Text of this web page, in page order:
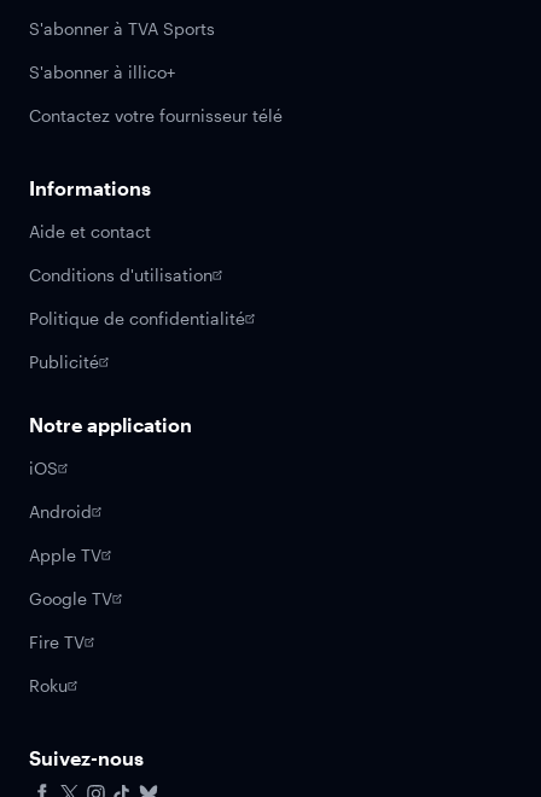
S'abonner à TVA Sports
S'abonner à illico+
Contactez votre fournisseur télé
Informations
Aide et contact
Conditions d'utilisation
Politique de confidentialité
Publicité
Notre application
iOS
Android
Apple TV
Google TV
Fire TV
Roku
Suivez-nous